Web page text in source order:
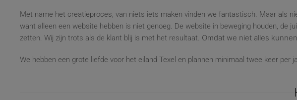
Met name het creatieproces, van niets iets maken vinden we fantastisch. Maar als
want alleen een website hebben is niet genoeg. De website in beweging houden,
zetten. Wij zijn trots als de klant blij is met het resultaat. Omdat we niet alles
We hebben een grote liefde voor het eiland Texel en plannen minimaal twee keer per